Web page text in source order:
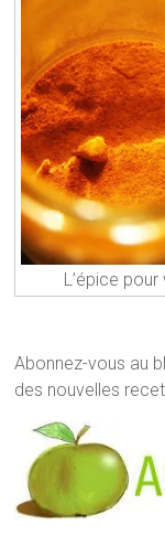
L’épice
Abonnez-vous au
des nouvelles